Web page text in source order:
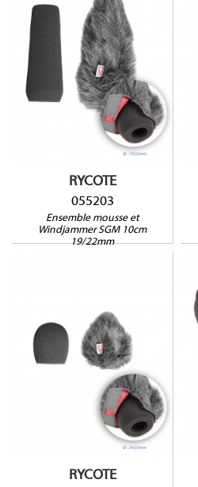
RYCOTE
055203
Ensemble mousse et
Windjammer SGM 10cm
19/22mm
055203
Compatible avec : JVC
DY-500, GY-HD 200, MV-
P615U, Sony ECM CG1-XM1,
HDV Z7, PDW350, PMW-
F5/55, PXW-X180, Voice
Technologies VT-5000
RYCOTE
055202
Compatible avec :
BeyerDynamic MCE72,
Sennheiser MKH20, MKH30,